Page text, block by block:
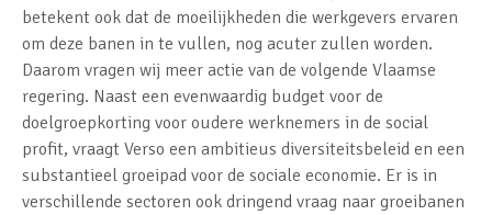
betekent ook dat de moeilijkheden die werkgevers ervaren
om deze banen in te vullen, nog acuter zullen worden.
Daarom vragen wij meer actie van de volgende Vlaamse
regering. Naast een evenwaardig budget voor de
doelgroepkorting voor oudere werknemers in de social
profit, vraagt Verso een ambitieus diversiteitsbeleid en een
substantieel groeipad voor de sociale economie. Er is in
verschillende sectoren ook dringend vraag naar groeibanen